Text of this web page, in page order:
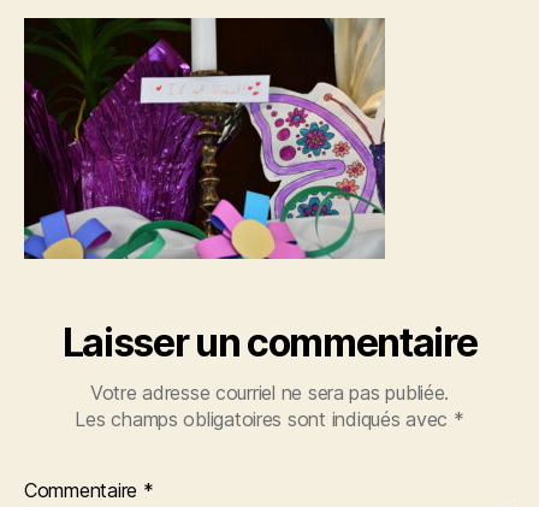
Laisser un commentaire
Votre adresse courriel ne sera pas publiée.
Les champs obligatoires sont indiqués avec *
Commentaire *